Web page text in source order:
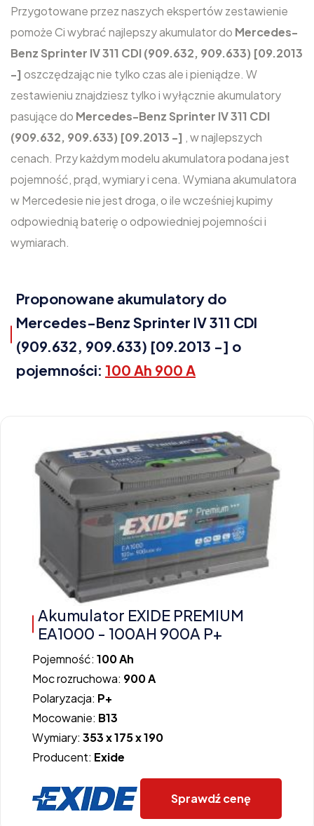
Przygotowane przez naszych ekspertów zestawienie
pomoże Ci wybrać najlepszy akumulator do Mercedes-
Benz Sprinter IV 311 CDI (909.632, 909.633) [09.2013
-] oszczędzając nie tylko czas ale i pieniądze. W
zestawieniu znajdziesz tylko i wyłącznie akumulatory
pasujące do Mercedes-Benz Sprinter IV 311 CDI
(909.632, 909.633) [09.2013 -] , w najlepszych
cenach. Przy każdym modelu akumulatora podana jest
pojemność, prąd, wymiary i cena. Wymiana akumulatora
w Mercedesie nie jest droga, o ile wcześniej kupimy
odpowiednią baterię o odpowiedniej pojemności i
wymiarach.
Proponowane akumulatory do
Mercedes-Benz Sprinter IV 311 CDI
(909.632, 909.633) [09.2013 -] o
pojemności: 100 Ah 900 A
Akumulator EXIDE PREMIUM
EA1000 - 100AH 900A P+
Pojemność: 100 Ah
Moc rozruchowa: 900 A
Polaryzacja: P+
Mocowanie: B13
Wymiary: 353 x 175 x 190
Producent: Exide
Sprawdź cenę